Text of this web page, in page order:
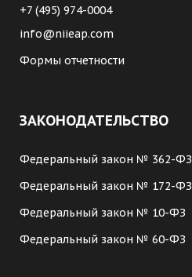
+7 (495) 974-0004
info@niieap.com
Формы отчетности
ЗАКОНОДАТЕЛЬСТВО
Федеральный закон № 362-ФЗ
Федеральный закон № 172-ФЗ
Федеральный закон № 10-ФЗ
Федеральный закон № 60-ФЗ